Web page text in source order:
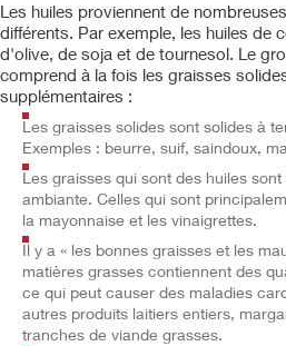
Les huiles proviennent de
différents. Par exemple, les huiles de
d'olive, de soja et de tournesol. Le
comprend à la fois les graisses
supplémentaires :
Les graisses solides sont solides à
Exemples : beurre, suif, saindoux,
Les graisses qui sont des huiles
ambiante. Celles qui sont
la mayonnaise et les vinaigrettes.
Il y a « les bonnes graisses et les
matières grasses contiennent des
ce qui peut causer des maladies
autres produits laitiers entiers,
tranches de viande grasses.